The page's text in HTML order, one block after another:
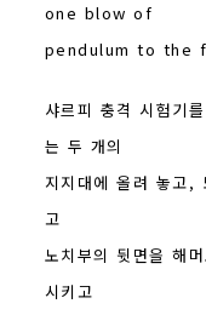
one blow of
pendulum to the
샤르피 충격 시험기
는 두 개의
지지대에 올려 놓고,
고
노치부의 뒷면을 해
시키고